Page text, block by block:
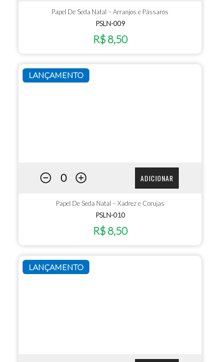
Papel De Seda Natal – Arranjos e Pássaros
PSLN-009
R$ 8,50
LANÇAMENTO
ADICIONAR
Papel De Seda Natal – Xadrez e Corujas
PSLN-010
R$ 8,50
LANÇAMENTO